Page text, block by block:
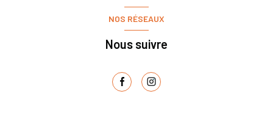
NOS RÉSEAUX
Nous suivre